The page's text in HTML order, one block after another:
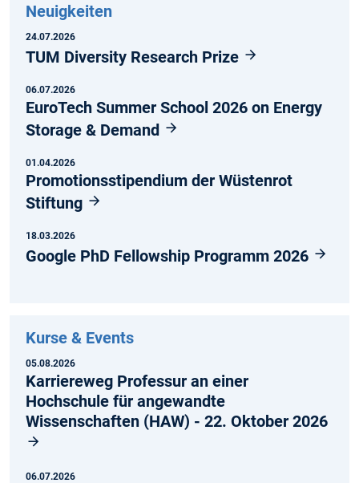
Neuigkeiten
24.07.2026
TUM Diversity Research Prize
06.07.2026
EuroTech Summer School 2026 on Energy
Storage & Demand
01.04.2026
Promotionsstipendium der Wüstenrot
Stiftung
18.03.2026
Google PhD Fellowship Programm 2026
Kurse & Events
05.08.2026
Karriereweg Professur an einer
Hochschule für angewandte
Wissenschaften (HAW) - 22. Oktober 2026
06.07.2026